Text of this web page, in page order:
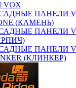
ПАНЕЛИ
(КАМЕНЬ)
ПАНЕЛИ
ПАНЕЛИ
(КЛИНКЕР)